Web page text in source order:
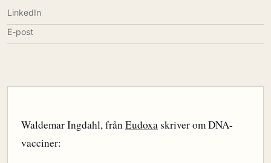
Waldemar Ingdahl, från Eudoxaskriver om DNA-
vacciner:
LinkedIn
E-post